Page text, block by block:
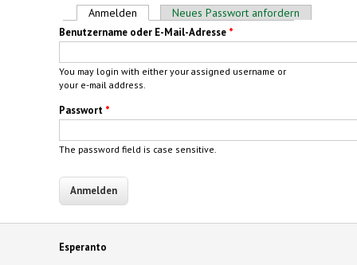
Haupt-Reiter
Anmelden (aktiver Reiter)
Neues Passwort anfordern
Benutzername oder E-Mail-Adresse *
You may login with either your assigned username or
your e-mail address.
Passwort *
The password field is case sensitive.
Esperanto